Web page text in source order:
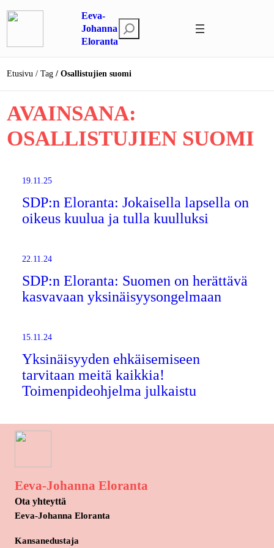
sisältöön
Eeva-
Johanna
Elorantat
s
i
Etusivu Tag Osallistujien suomi
AVAINSANA:
OSALLISTUJIEN SUOMI
19.11.25
SDP:n Eloranta: Jokaisella lapsella on
oikeus kuulua ja tulla kuulluksi
22.11.24
SDP:n Eloranta: Suomen on herättävä
kasvavaan yksinäisyysongelmaan
15.11.24
Yksinäisyyden ehkäisemiseen
tarvitaan meitä kaikkia!
Toimenpideohjelma julkaistu
Eeva-Johanna Eloranta
Ota yhteyttä
Eeva-Johanna Eloranta
Kansanedustaja